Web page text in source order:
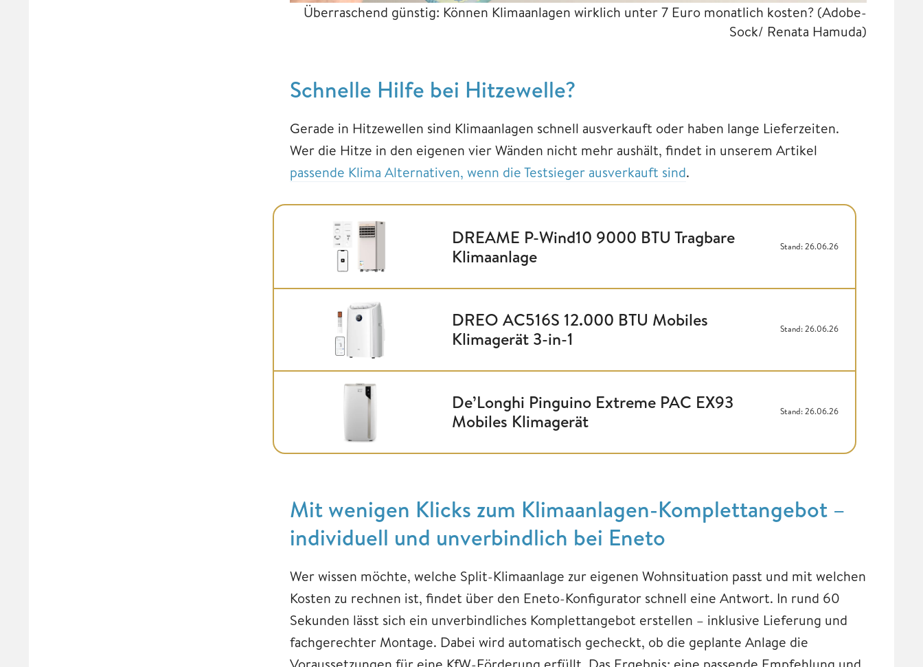
Überraschend günstig: Können Klimaanlagen wirklich unter 7 Euro monatlich kosten? (Adobe-
Sock/ Renata Hamuda)
Schnelle Hilfe bei Hitzewelle?
Gerade in Hitzewellen sind Klimaanlagen schnell ausverkauft oder haben lange Lieferzeiten.
Wer die Hitze in den eigenen vier Wänden nicht mehr aushält, findet in unserem Artikel
passende Klima Alternativen, wenn die Testsieger ausverkauft sind.
DREAME P-Wind10 9000 BTU Tragbare
Klimaanlage
Stand: 26.06.26
DREO AC516S 12.000 BTU Mobiles
Klimagerät 3-in-1
Stand: 26.06.26
De’Longhi Pinguino Extreme PAC EX93
Mobiles Klimagerät
Stand: 26.06.26
Mit wenigen Klicks zum Klimaanlagen-Komplettangebot –
individuell und unverbindlich bei Eneto
Wer wissen möchte, welche Split-Klimaanlage zur eigenen Wohnsituation passt und mit welchen
Kosten zu rechnen ist, findet über den Eneto-Konfigurator schnell eine Antwort. In rund 60
Sekunden lässt sich ein unverbindliches Komplettangebot erstellen – inklusive Lieferung und
fachgerechter Montage. Dabei wird automatisch gecheckt, ob die geplante Anlage die